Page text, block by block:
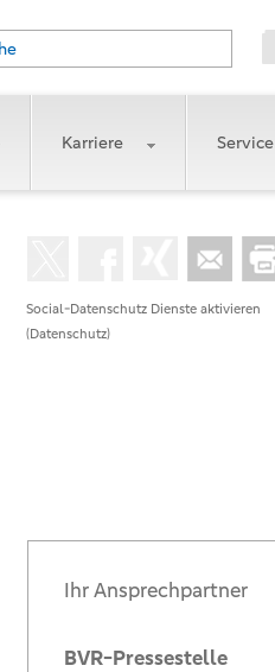
Karriere Service
Social-Datenschutz Dienste aktivieren
(Datenschutz)
Ihr Ansprechpartner
BVR-Pressestelle